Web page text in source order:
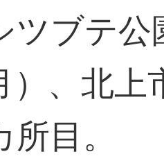
ツブテ
）、北
目。